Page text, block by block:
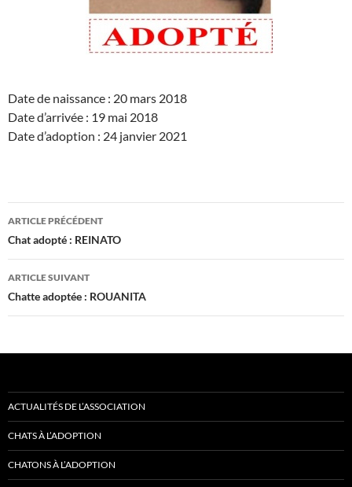
Date de naissance : 20 mars 2018
Date d’arrivée : 19 mai 2018
Date d’adoption : 24 janvier 2021
Navigation
des
articles
ARTICLE PRÉCÉDENT
Chat adopté : REINATO
ARTICLE SUIVANT
Chatte adoptée : ROUANITA
ACTUALITÉS DE L’ASSOCIATION
CHATS À L’ADOPTION
CHATONS À L’ADOPTION